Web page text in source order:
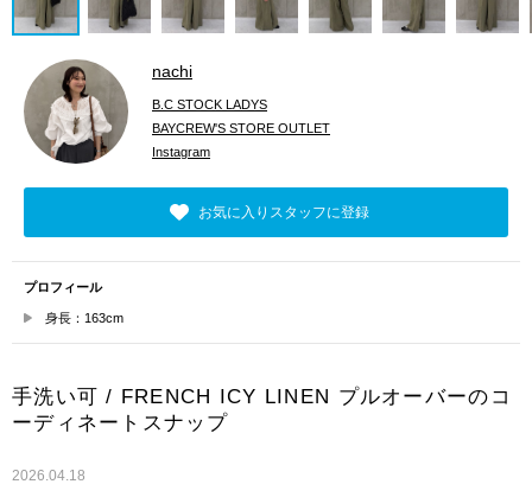
nachi
B.C STOCK LADYS
BAYCREW'S STORE OUTLET
Instagram
お気に入りスタッフに登録
プロフィール
身長：163cm
手洗い可 / FRENCH ICY LINEN プルオーバーのコ
ーディネートスナップ
2026.04.18